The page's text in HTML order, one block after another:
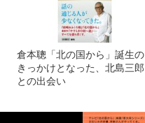
倉本聰「北の国から」誕生の
きっかけとなった、北島三郎
との出会い